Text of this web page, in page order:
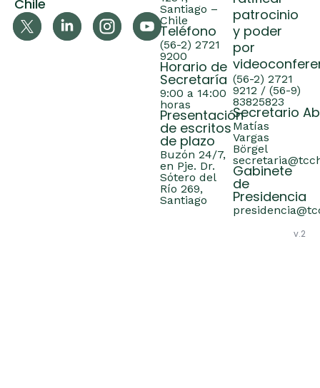
Chile
Santiago –
Chile
Teléfono
(56-2) 2721
9200
Horario de
Secretaría
9:00 a 14:00
horas
Presentación
de escritos
de plazo
Buzón 24/7,
en Pje. Dr.
Sótero del
Río 269,
Santiago
patrocinio
y poder
por
(56-2) 2721
9212 / (56-9)
83825823
Secretario
Matías
Vargas
Börgel
Gabinete
de
Presidencia
v.2